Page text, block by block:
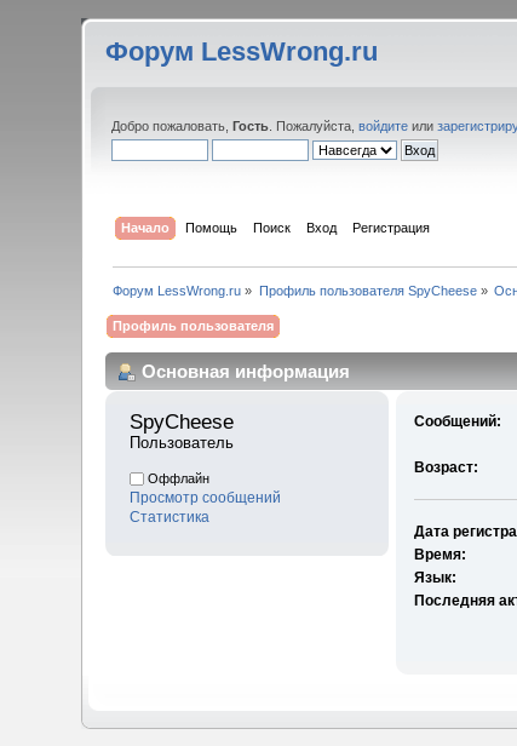
Форум LessWrong.ru
Добро пожаловать,Гость . Пожалуйста,войдите или
Начало Помощь Поиск Вход Регистрация
Форум LessWrong.ru » Профиль пользователя SpyCheese»
Профиль пользователя
Основная информация
SpyCheese
Пользователь
Оффлайн
Просмотр сообщений
Статистика
Сообщений:
Возраст:
Дата
Время:
Язык:
Последняя